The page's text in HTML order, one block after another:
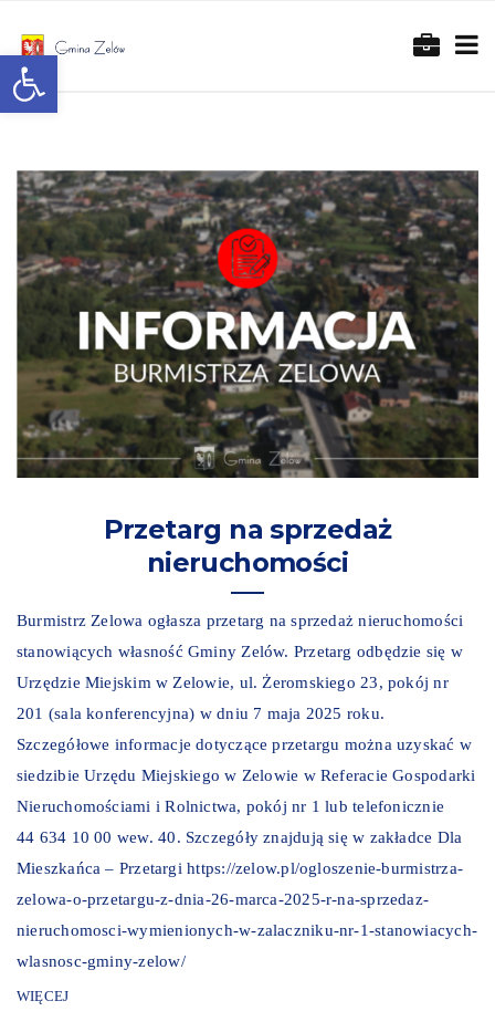
Otwórz pasek narzędzi
Przetarg na sprzedaż
nieruchomości
Burmistrz Zelowa ogłasza przetarg na sprzedaż nieruchomości
stanowiących własność Gminy Zelów. Przetarg odbędzie się w
Urzędzie Miejskim w Zelowie, ul. Żeromskiego 23, pokój nr
201 (sala konferencyjna) w dniu 7 maja 2025 roku.
Szczegółowe informacje dotyczące przetargu można uzyskać w
siedzibie Urzędu Miejskiego w Zelowie w Referacie Gospodarki
Nieruchomościami i Rolnictwa, pokój nr 1 lub telefonicznie
44 634 10 00 wew. 40. Szczegóły znajdują się w zakładce Dla
Mieszkańca – Przetargi https://zelow.pl/ogloszenie-burmistrza-
zelowa-o-przetargu-z-dnia-26-marca-2025-r-na-sprzedaz-
nieruchomosci-wymienionych-w-zalaczniku-nr-1-stanowiacych-
wlasnosc-gminy-zelow/
WIĘCEJ